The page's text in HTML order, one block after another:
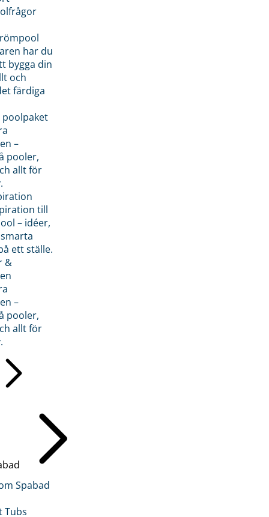
har du
bygga din
och
färdiga
–
pooler,
allt för
till
– idéer,
ett ställe.
&
–
pooler,
allt för
Spabad
Tubs